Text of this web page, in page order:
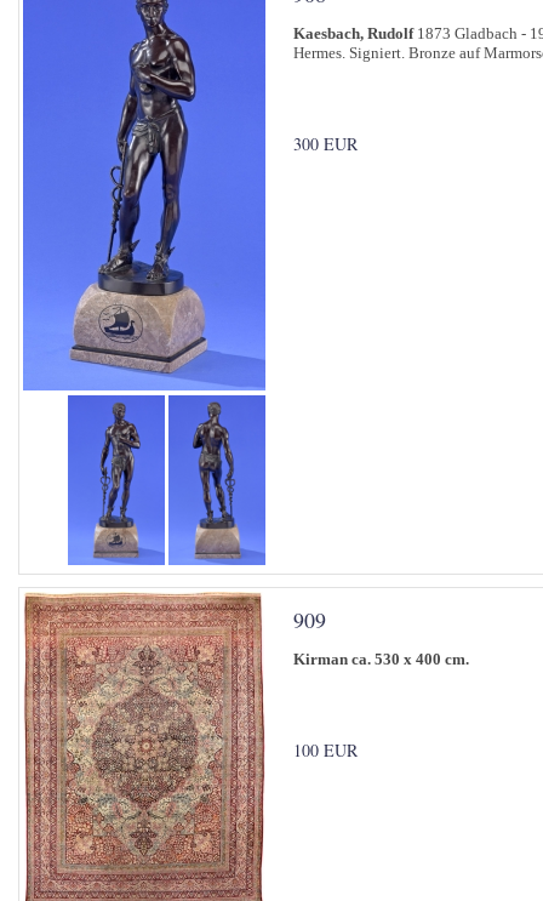
Kaesbach, Rudolf1873 Gladbach -
Hermes. Signiert. Bronze auf
300 EUR
909
Kirman ca. 530 x 400 cm.
100 EUR